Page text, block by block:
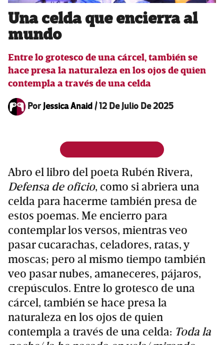
Una celda que encierra al
mundo
Entre lo grotesco de una cárcel, también se
hace presa la naturaleza en los ojos de quien
contempla a través de una celda
PorJessica Anaid/12 De Julio De 2025
Abro el libro del poeta Rubén Rivera,
Defensa de oficio, como si abriera una
celda para hacerme también presa de
estos poemas. Me encierro para
contemplar los versos, mientras veo
pasar cucarachas, celadores, ratas, y
moscas; pero al mismo tiempo también
veo pasar nubes, amaneceres, pájaros,
crepúsculos. Entre lo grotesco de una
cárcel, también se hace presa la
naturaleza en los ojos de quien
contempla a través de una celda: Toda la